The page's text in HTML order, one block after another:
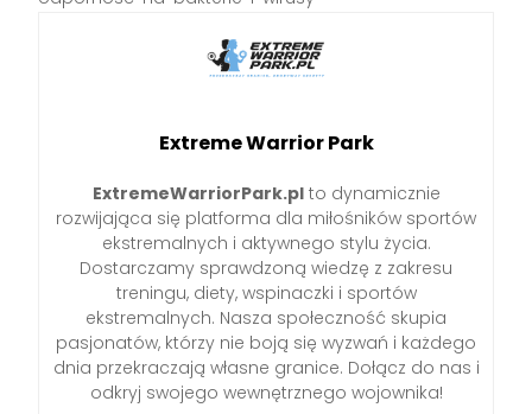
Extreme Warrior Park
ExtremeWarriorPark.plto dynamicznie
rozwijająca się platforma dla miłośników sportów
ekstremalnych i aktywnego stylu życia.
Dostarczamy sprawdzoną wiedzę z zakresu
treningu, diety, wspinaczki i sportów
ekstremalnych. Nasza społeczność skupia
pasjonatów, którzy nie boją się wyzwań i każdego
dnia przekraczają własne granice. Dołącz do nas i
odkryj swojego wewnętrznego wojownika!